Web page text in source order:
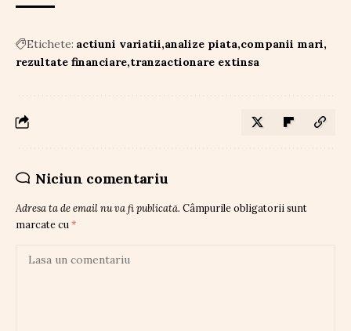
Etichete: actiuni variatii analize piata companii mari
rezultate financiare tranzactionare extinsa
Niciun comentariu
Adresa ta de email nu va fi publicată. Câmpurile obligatorii sunt
marcate cu*